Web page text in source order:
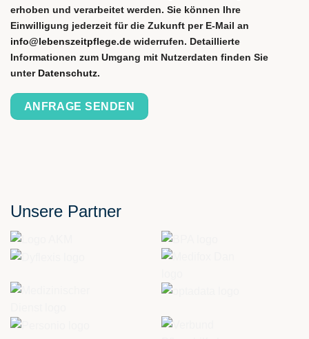
erhoben und verarbeitet werden. Sie können Ihre
Einwilligung jederzeit für die Zukunft per E-Mail an
info@lebenszeitpflege.de widerrufen. Detaillierte
Informationen zum Umgang mit Nutzerdaten finden Sie
unter Datenschutz.
Please
leave
Unsere Partner